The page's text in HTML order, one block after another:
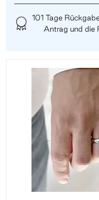
101 Tage
Antrag und die